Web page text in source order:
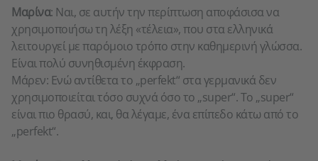
Μαρίνα: Ναι, σε αυτήν την περίπτωση αποφάσισα να
χρησιμοποιήσω τη λέξη «τέλεια», που στα ελληνικά
λειτουργεί με παρόμοιο τρόπο στην καθημερινή γλώσσα.
Είναι πολύ συνηθισμένη έκφραση.
Μάρεν: Ενώ αντίθετα το „perfekt“ στα γερμανικά δεν
χρησιμοποιείται τόσο συχνά όσο το „super“. Το „super“
είναι πιο θρασύ, και, θα λέγαμε, ένα επίπεδο κάτω από το
„perfekt“.